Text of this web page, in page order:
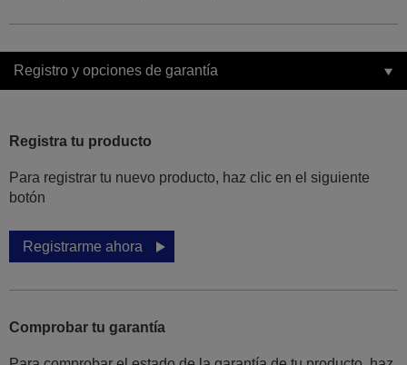
Registro y opciones de garantía
Registra tu producto
Para registrar tu nuevo producto, haz clic en el siguiente
botón
Registrarme ahora
Comprobar tu garantía